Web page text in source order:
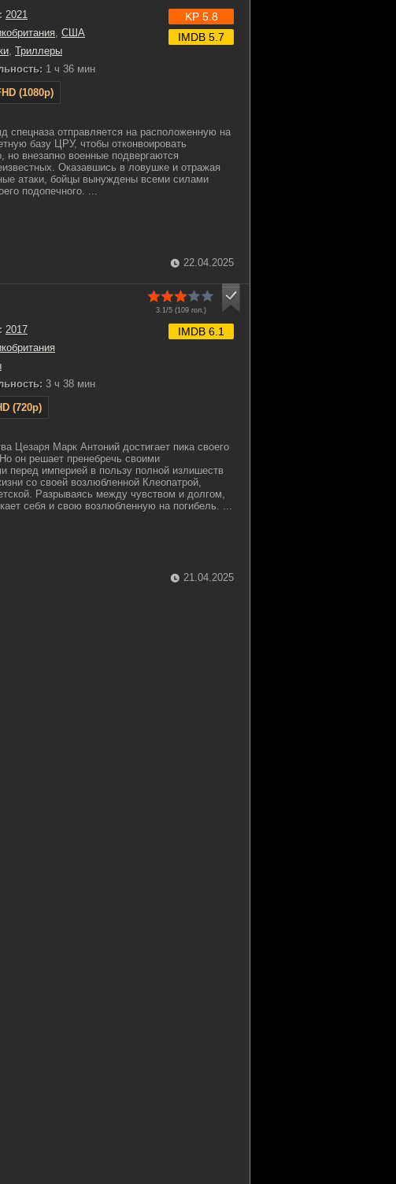
2021
, США
, Триллеры
1 ч 36 мин
(1080p)
KP 5.8
IMDB 5.7
спецназа отправляется на расположенную на
базу ЦРУ, чтобы отконвоировать
но внезапно военные подвергаются
Оказавшись в ловушке и отражая
атаки, бойцы вынуждены всеми силами
подопечного. ...
22.04.2025
3.1/5 (109гол.)
2017
3 ч 38 мин
(720p)
IMDB 6.1
Цезаря Марк Антоний достигает пика своего
он решает пренебречь своими
перед империей в пользу полной излишеств
со своей возлюбленной Клеопатрой,
Разрываясь между чувством и долгом,
себя и свою возлюбленную на погибель. ...
21.04.2025